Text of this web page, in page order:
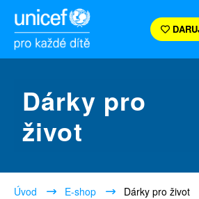
Dárky pro
život
Úvod E-shop Dárky pro život